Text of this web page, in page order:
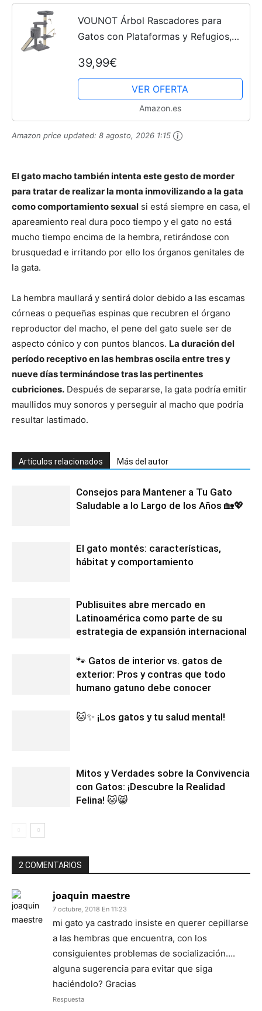
VOUNOT Árbol Rascadores para
Gatos con Plataformas y Refugios,
39,99€
VER OFERTA
Amazon.es
Amazon price updated: 8 agosto, 2026 1:15
El gato macho también intenta este gesto de morder
para tratar de realizar la monta inmovilizando a la gata
como comportamiento sexual si está siempre en casa, el
apareamiento real dura poco tiempo y el gato no está
mucho tiempo encima de la hembra, retirándose con
brusquedad e irritando por ello los órganos genitales de
la gata.
La hembra maullará y sentirá dolor debido a las escamas
córneas o pequeñas espinas que recubren el órgano
reproductor del macho, el pene del gato suele ser de
aspecto cónico y con puntos blancos. La duración del
período receptivo en las hembras oscila entre tres y
nueve días terminándose tras las pertinentes
cubriciones. Después de separarse, la gata podría emitir
maullidos muy sonoros y perseguir al macho que podría
resultar lastimado.
Artículos relacionados Más del autor
Consejos para Mantener a Tu Gato
Saludable a lo Largo de los Años 🏡💖
El gato montés: características,
hábitat y comportamiento
Publisuites abre mercado en
Latinoamérica como parte de su
estrategia de expansión internacional
🐾 Gatos de interior vs. gatos de
exterior: Pros y contras que todo
humano gatuno debe conocer
🐱✨ ¡Los gatos y tu salud mental!
Mitos y Verdades sobre la Convivencia
con Gatos: ¡Descubre la Realidad
Felina! 🐱😸
2 COMENTARIOS
joaquin maestre
7 octubre, 2018 En 11:23
mi gato ya castrado insiste en querer cepillarse
a las hembras que encuentra, con los
consiguientes problemas de socialización….
alguna sugerencia para evitar que siga
haciéndolo? Gracias
Respuesta